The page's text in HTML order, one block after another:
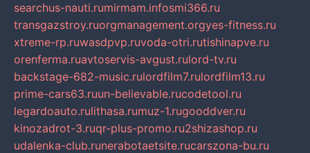
searchus-nauti.rumirmam.infosmi366.ru
transgazstroy.ruorgmanagement.orgyes-fitness.ru
xtreme-rp.ruwasdpvp.ruvoda-otri.rutishinapve.ru
orenferma.ruavtoservis-avgust.rulord-tv.ru
backstage-682-music.rulordfilm7.rulordfilm13.ru
prime-cars63.ruun-believable.rucodetool.ru
legardoauto.rulithasa.rumuz-1.rugooddver.ru
kinozadrot-3.ruqr-plus-promo.ru2shizashop.ru
udalenka-club.runerabotaetsite.rucarszona-bu.ru